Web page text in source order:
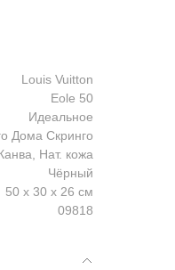
Louis Vuitton
Eole 50
Идеальное
Дома Скринго
Нат. кожа
Чёрный
50 x 30 x 26 см
09818